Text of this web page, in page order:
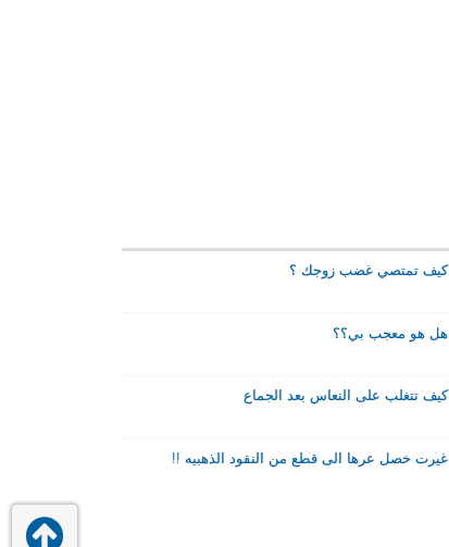
كيف تمتصي غضب زوجك ؟
هل هو معجب بي؟؟
كيف تتغلب على النعاس بعد الجماع
غيرت خصل عرها الى قطع من النقود الذهبيه !!
